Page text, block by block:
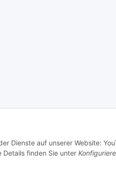
Dienste auf unserer Website:
Details finden Sie unter